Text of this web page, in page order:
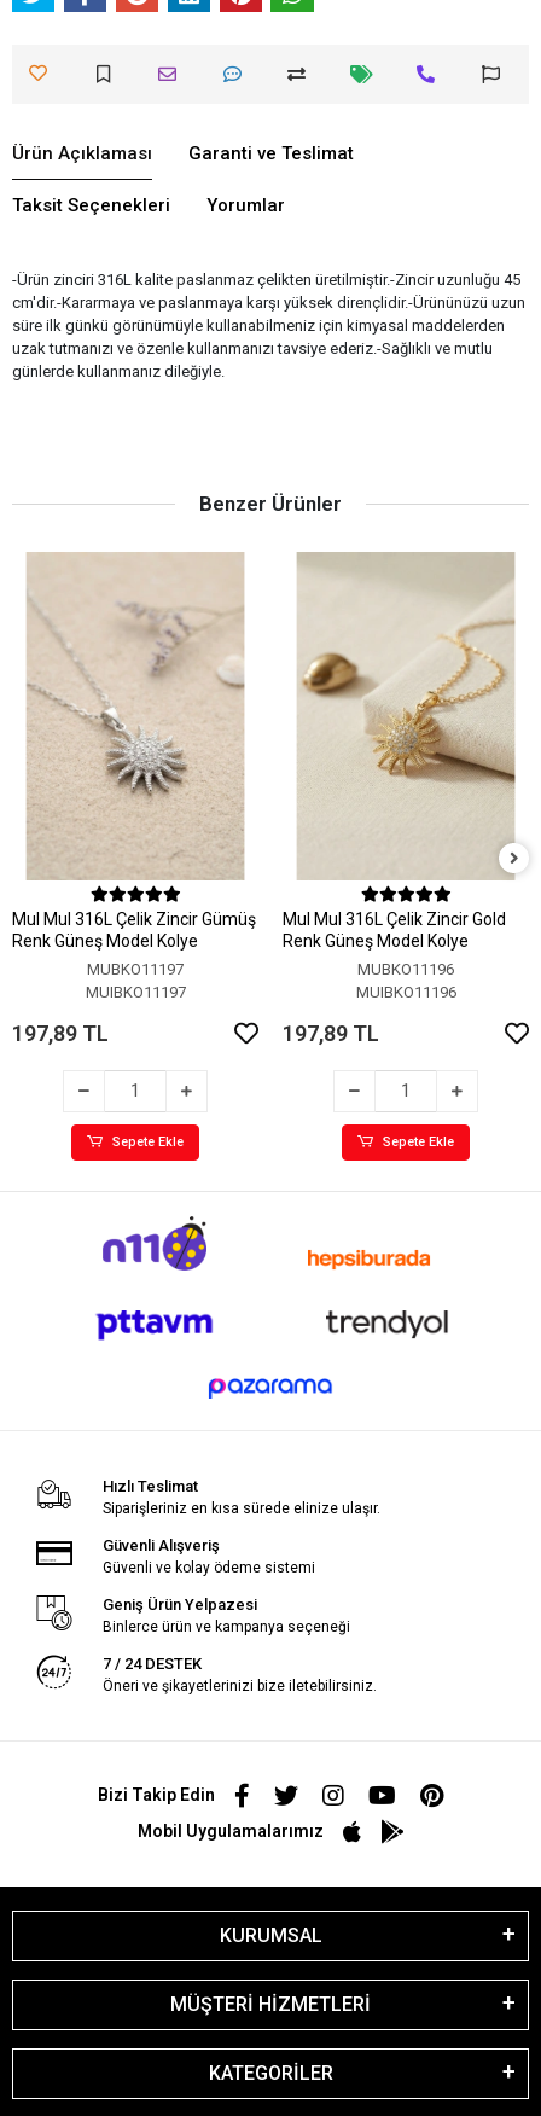
Ürün Açıklaması Garanti ve Teslimat
Taksit Seçenekleri Yorumlar
-Ürün zinciri 316L kalite paslanmaz çelikten üretilmiştir.-Zincir uzunluğu 45
cm'dir.-Kararmaya ve paslanmaya karşı yüksek dirençlidir.-Ürününüzü uzun
süre ilk günkü görünümüyle kullanabilmeniz için kimyasal maddelerden
uzak tutmanızı ve özenle kullanmanızı tavsiye ederiz.-Sağlıklı ve mutlu
günlerde kullanmanız dileğiyle.
Benzer Ürünler
MuI MuI 316L Çelik Zincir Gümüş
Renk Güneş Model Kolye
MUBKO11197
MUIBKO11197
197,89 TL
Sepete Ekle
MuI MuI 316L Çelik Zincir Gold
Renk Güneş Model Kolye
MUBKO11196
MUIBKO11196
197,89 TL
Sepete Ekle
Hızlı Teslimat
Siparişleriniz en kısa sürede elinize ulaşır.
Güvenli Alışveriş
Güvenli ve kolay ödeme sistemi
Geniş Ürün Yelpazesi
Binlerce ürün ve kampanya seçeneği
7 / 24 DESTEK
Öneri ve şikayetlerinizi bize iletebilirsiniz.
Bizi Takip Edin
Mobil Uygulamalarımız
KURUMSAL
MÜŞTERİ HİZMETLERİ
KATEGORİLER